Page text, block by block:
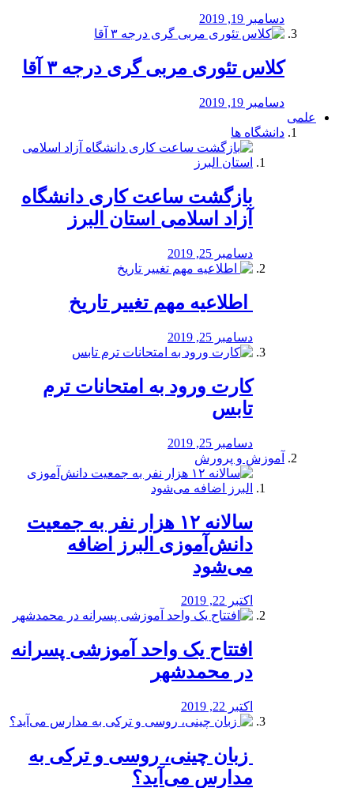
دسامبر 19, 2019
کلاس تئوری مربی گری درجه ۳ آقا
دسامبر 19, 2019
علمی
دانشگاه ها
بازگشت ساعت کاری دانشگاه
آزاد اسلامی استان البرز
دسامبر 25, 2019
️ اطلاعیه مهم تغییر تاریخ
دسامبر 25, 2019
کارت ورود به امتحانات ترم
تابس
دسامبر 25, 2019
آموزش و پرورش
️سالانه ۱۲ هزار نفر به جمعیت
دانش‌آموزی البرز اضافه
می‌شود
اکتبر 22, 2019
افتتاح یک واحد آموزشی پسرانه
در محمدشهر
اکتبر 22, 2019
️ زبان چینی، روسی و ترکی به
مدارس می‌آید؟